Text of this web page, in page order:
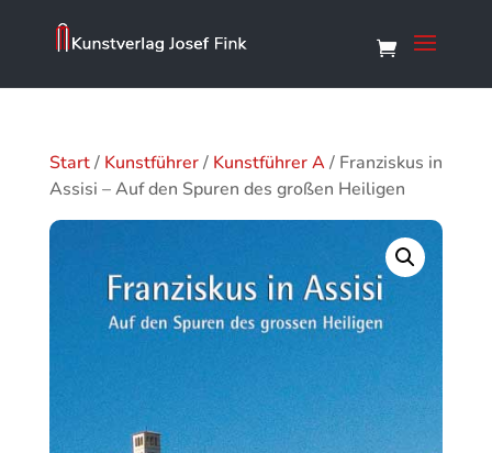
Start/ Kunstführer/ Kunstführer A/ Franziskus in
Assisi – Auf den Spuren des großen Heiligen